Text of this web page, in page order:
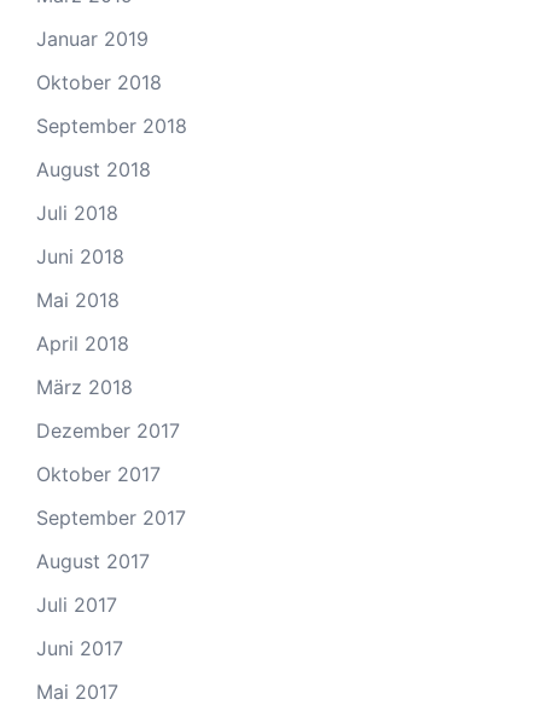
Januar 2019
Oktober 2018
September 2018
August 2018
Juli 2018
Juni 2018
Mai 2018
April 2018
März 2018
Dezember 2017
Oktober 2017
September 2017
August 2017
Juli 2017
Juni 2017
Mai 2017